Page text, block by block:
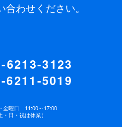
わせください。
6213-3123
6211-5019
金曜日 11:00～17:00
・日・祝は休業）